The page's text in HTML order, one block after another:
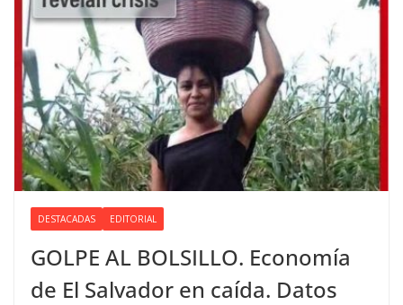
DESTACADAS EDITORIAL
GOLPE AL BOLSILLO. Economía
de El Salvador en caída. Datos